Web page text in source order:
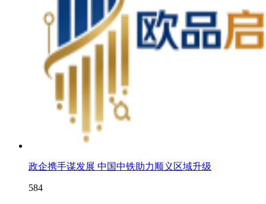
政企携手谋发展 中国中铁助力顺义区域升级
584